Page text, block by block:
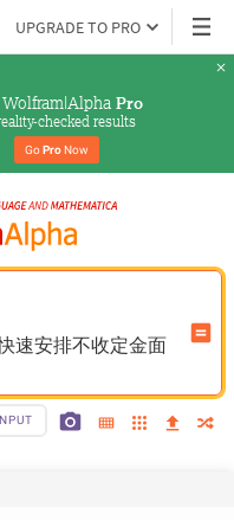
UPGRADE TO PRO
Wolfram|Alpha Pro
checked results
Go Pro Now
速安排不收定金面